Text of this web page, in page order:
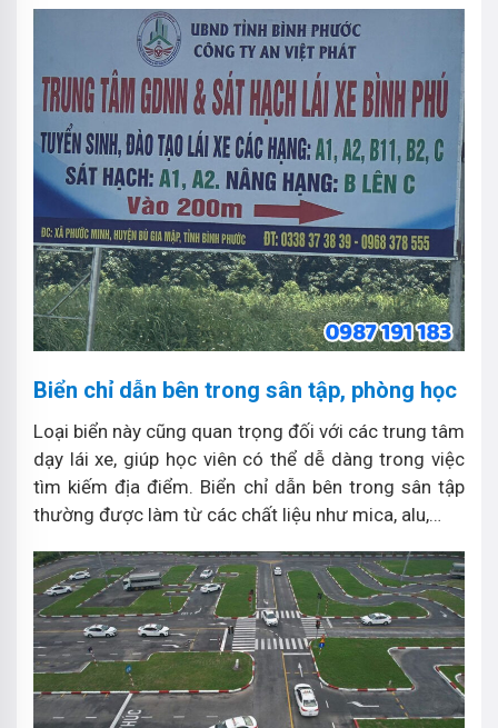
Biển chỉ dẫn bên trong sân tập, phòng học
Loại biển này cũng quan trọng đối với các trung tâm
dạy lái xe, giúp học viên có thể dễ dàng trong việc
tìm kiếm địa điểm. Biển chỉ dẫn bên trong sân tập
thường được làm từ các chất liệu như mica, alu,…